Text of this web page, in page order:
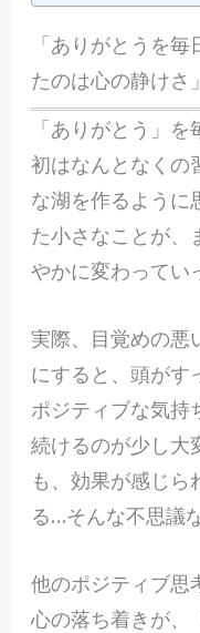
「ありがとうを
たのは心の静けさ」
「ありがとう」
初はなんとなくの
な湖を作るように
た小さなことが、
やかに変わってい
実際、目覚めの悪
にすると、頭がす
ポジティブな気持
続けるのが少し大
も、効果が感じら
る…そんな不思議
他のポジティブ思
心の落ち着きが、